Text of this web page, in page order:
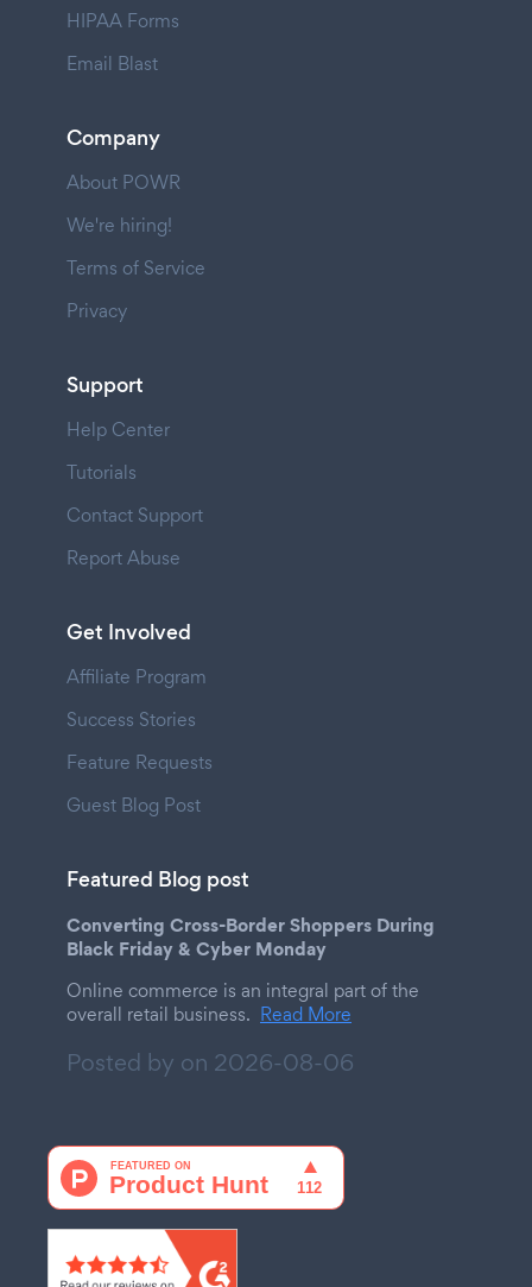
HIPAA Forms
Email Blast
Company
About POWR
We're hiring!
Terms of Service
Privacy
Support
Help Center
Tutorials
Contact Support
Report Abuse
Get Involved
Affiliate Program
Success Stories
Feature Requests
Guest Blog Post
Featured Blog post
Converting Cross-Border Shoppers During
Black Friday & Cyber Monday
Online commerce is an integral part of the
overall retail business. Read More
Posted by on 2026-08-06